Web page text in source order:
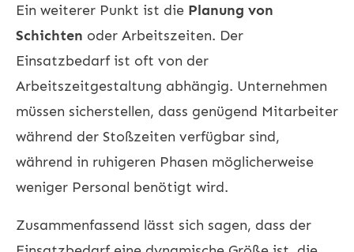
Ein weiterer Punkt ist die Planung von
Schichten oder Arbeitszeiten. Der
Einsatzbedarf ist oft von der
Arbeitszeitgestaltung abhängig. Unternehmen
müssen sicherstellen, dass genügend Mitarbeiter
während der Stoßzeiten verfügbar sind,
während in ruhigeren Phasen möglicherweise
weniger Personal benötigt wird.
Zusammenfassend lässt sich sagen, dass der